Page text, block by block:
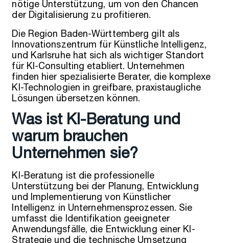
nötige Unterstützung, um von den Chancen
der Digitalisierung zu profitieren.
Die Region Baden-Württemberg gilt als
Innovationszentrum für Künstliche Intelligenz,
und Karlsruhe hat sich als wichtiger Standort
für KI-Consulting etabliert. Unternehmen
finden hier spezialisierte Berater, die komplexe
KI-Technologien in greifbare, praxistaugliche
Lösungen übersetzen können.
Was ist KI-Beratung und
warum brauchen
Unternehmen sie?
KI-Beratung ist die professionelle
Unterstützung bei der Planung, Entwicklung
und Implementierung von Künstlicher
Intelligenz in Unternehmensprozessen. Sie
umfasst die Identifikation geeigneter
Anwendungsfälle, die Entwicklung einer KI-
Strategie und die technische Umsetzung